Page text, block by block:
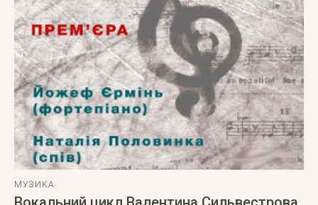
МУЗИКА